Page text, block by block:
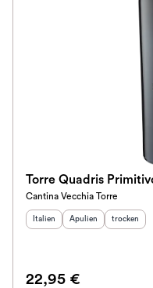
Torre Quadris
Cantina Vecchia Torre
Herkunftsland:
Italien Herkunftsregion:
Apulien Geschmack
trocken
22,95 €